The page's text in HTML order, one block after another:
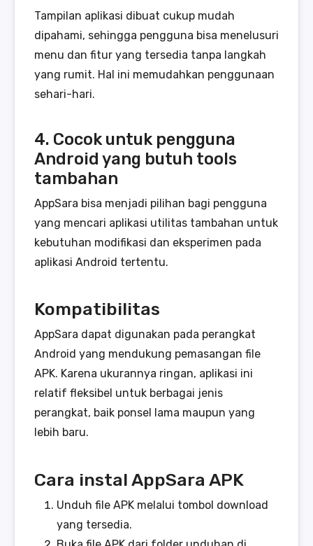
Tampilan aplikasi dibuat cukup mudah
dipahami, sehingga pengguna bisa menelusuri
menu dan fitur yang tersedia tanpa langkah
yang rumit. Hal ini memudahkan penggunaan
sehari-hari.
4. Cocok untuk pengguna
Android yang butuh tools
tambahan
AppSara bisa menjadi pilihan bagi pengguna
yang mencari aplikasi utilitas tambahan untuk
kebutuhan modifikasi dan eksperimen pada
aplikasi Android tertentu.
Kompatibilitas
AppSara dapat digunakan pada perangkat
Android yang mendukung pemasangan file
APK. Karena ukurannya ringan, aplikasi ini
relatif fleksibel untuk berbagai jenis
perangkat, baik ponsel lama maupun yang
lebih baru.
Cara instal AppSara APK
Unduh file APK melalui tombol download
yang tersedia.